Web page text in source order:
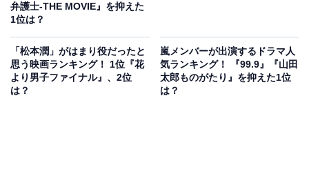
弁護士-THE MOVIE』を抑えた
1位は？
「松本潤」がはまり役だったと
思う映画ランキング！ 1位『花
より男子ファイナル』、2位
は？
嵐メンバーが出演するドラマ人
気ランキング！ 『99.9』『山田
太郎ものがたり』を抑えた1位
は？